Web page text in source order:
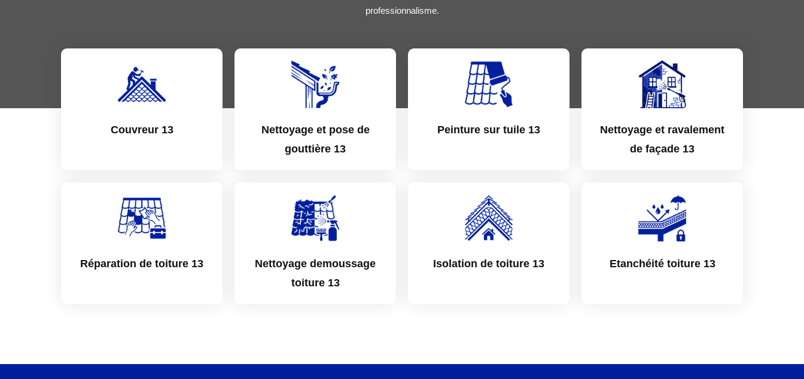
professionnalisme.
Couvreur 13
Nettoyage et pose de
gouttière 13
Peinture sur tuile 13
Nettoyage et ravalement
de façade 13
Réparation de toiture 13
Nettoyage demoussage
toiture 13
Isolation de toiture 13 Etanchéité toiture 13